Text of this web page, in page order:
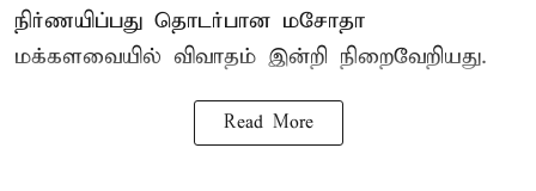
நிர்ணயிப்பது தொடர்பான மசோதா
மக்களவையில் விவாதம் இன்றி நிறைவேறியது.
Read More